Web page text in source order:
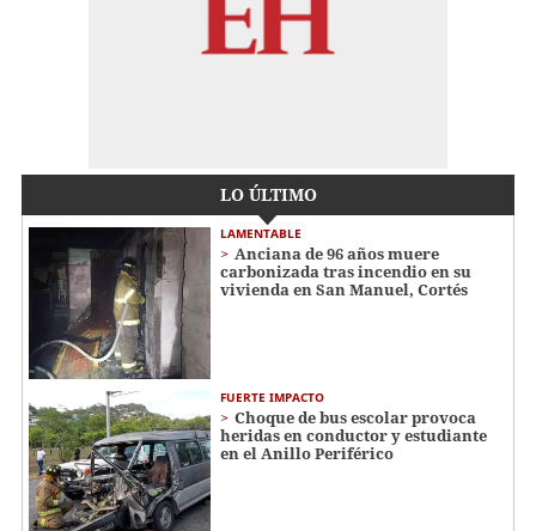
LO ÚLTIMO
LAMENTABLE
Anciana de 96 años muere
carbonizada tras incendio en su
vivienda en San Manuel, Cortés
FUERTE IMPACTO
Choque de bus escolar provoca
heridas en conductor y estudiante
en el Anillo Periférico